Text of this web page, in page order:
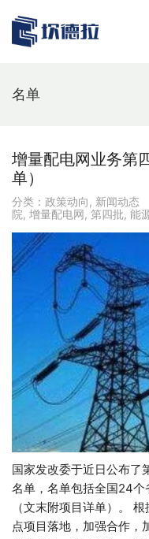
名单
增量配电网业务第
单）
分类： 政策动向 , 新闻动态
院, 增量配电网, 第四批, 能
国家发改委于近日公布了
名单，名单包括全国24
（文末附项目详单）。
点项目落地，加强合作，